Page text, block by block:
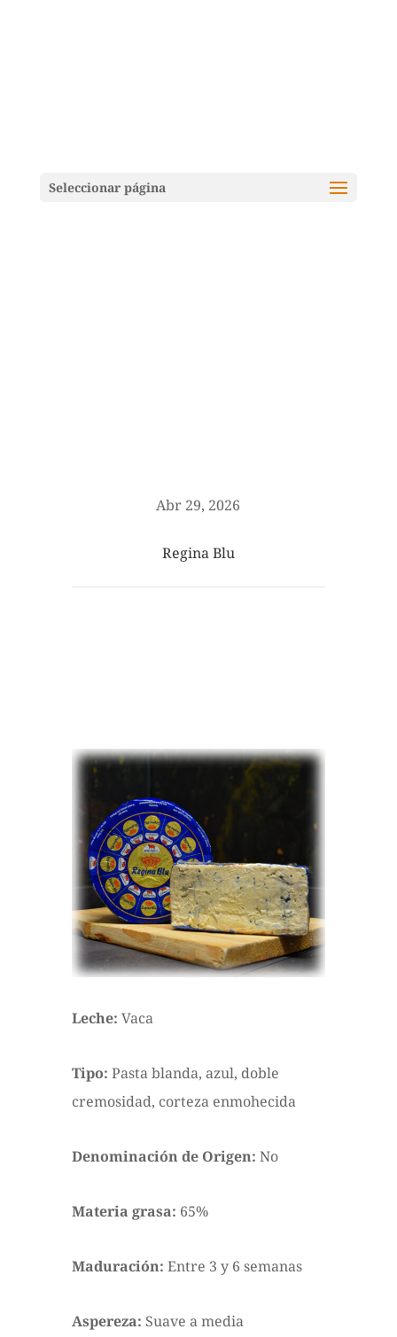
Seleccionar página
Abr 29, 2026
Regina Blu
Leche: Vaca
Tipo: Pasta blanda, azul, doble
cremosidad, corteza enmohecida
Denominación de Origen: No
Materia grasa: 65%
Maduración: Entre 3 y 6 semanas
Aspereza: Suave a media